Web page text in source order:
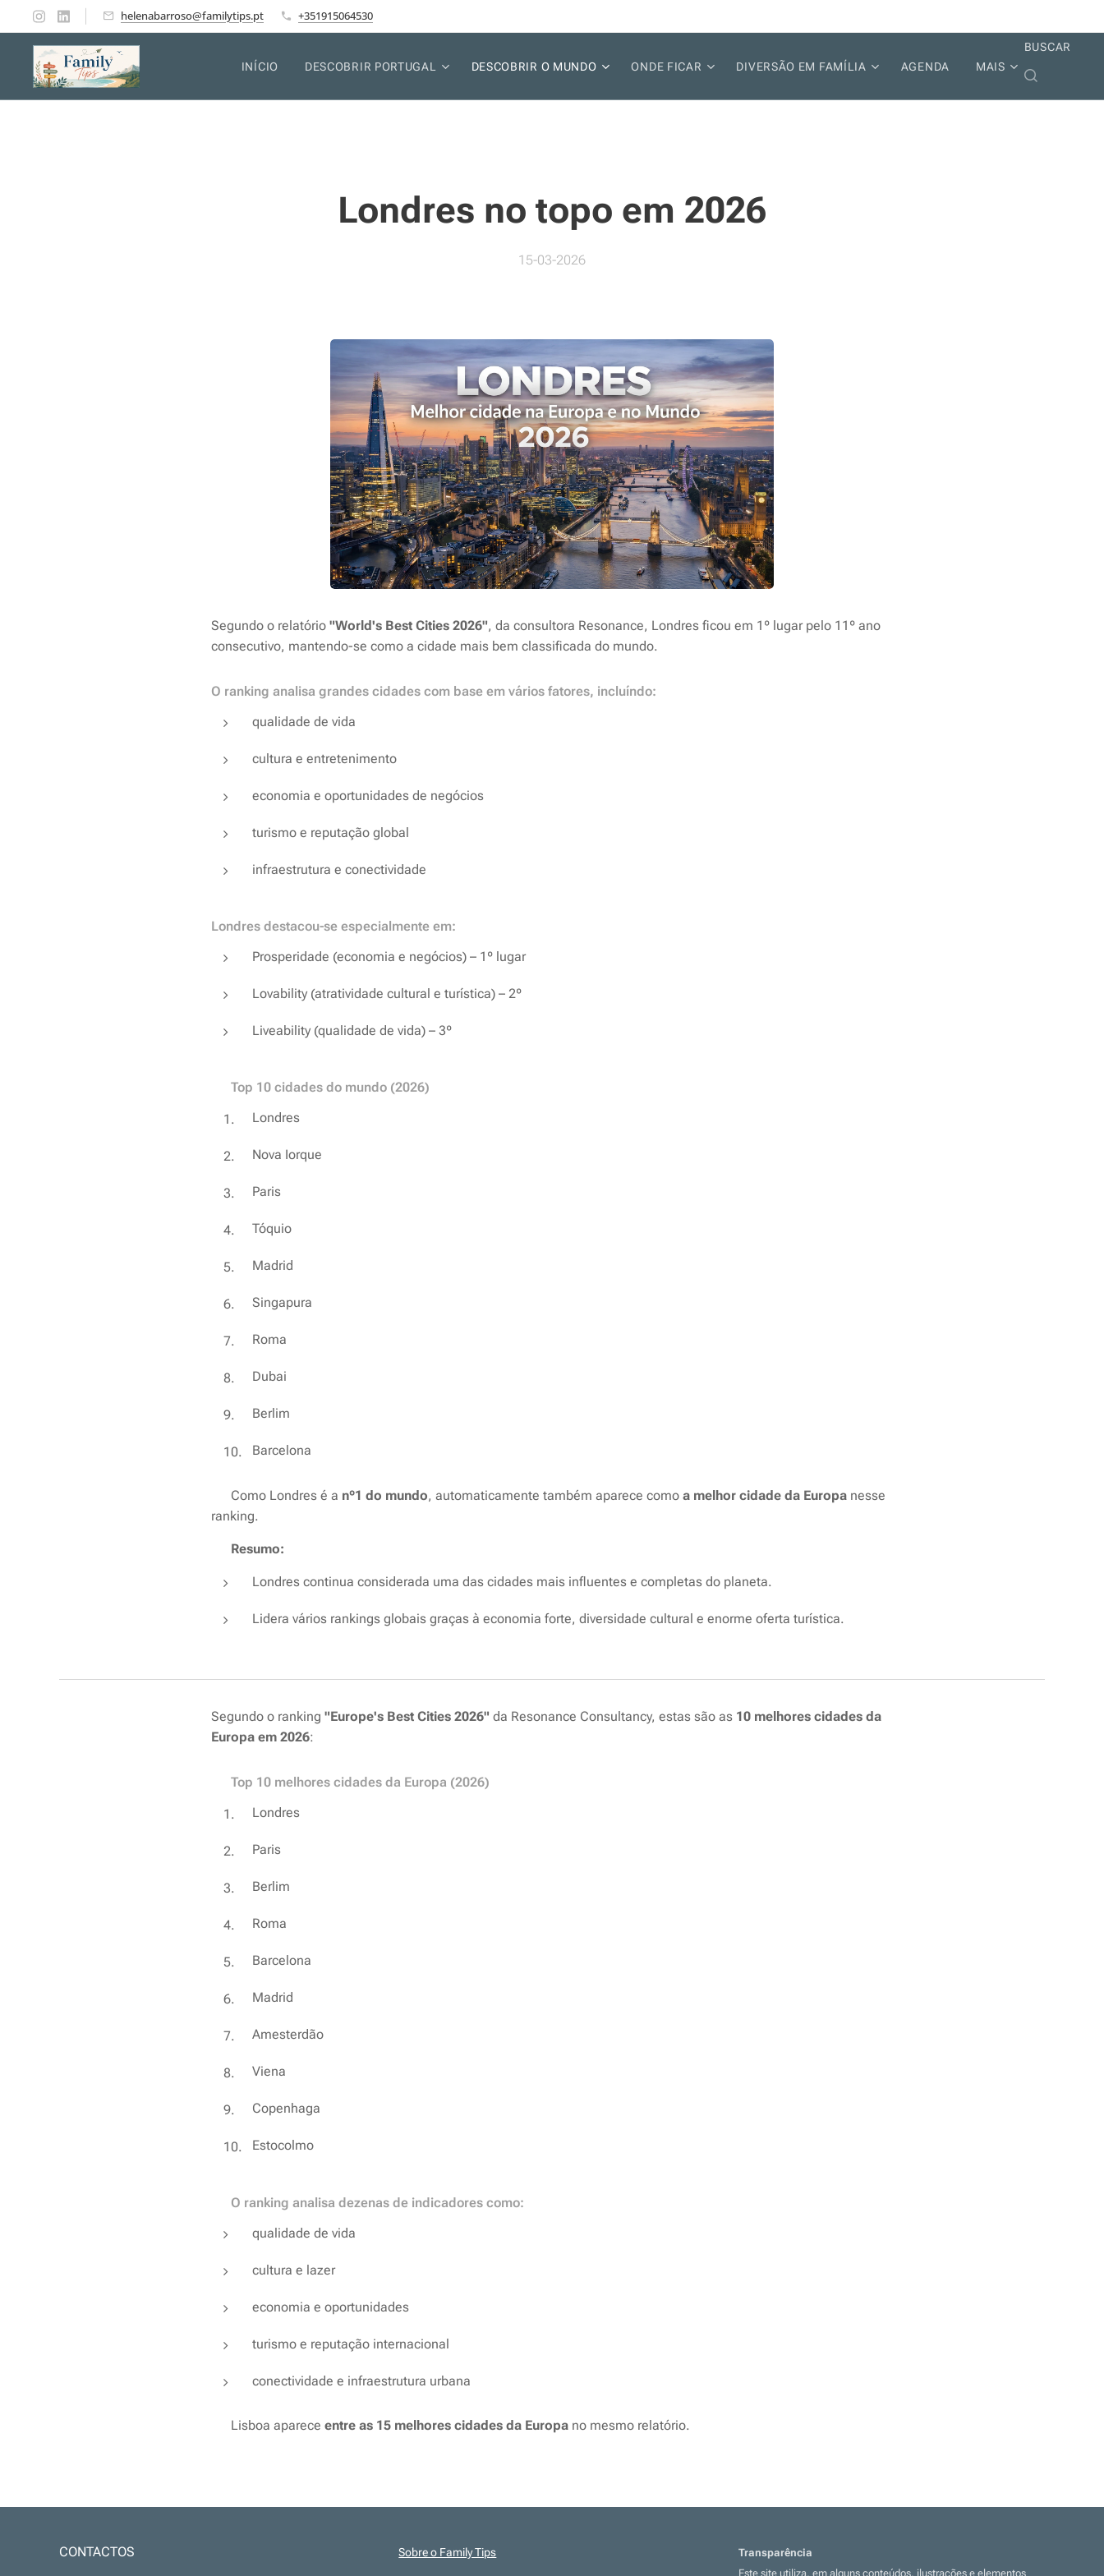
helenabarroso@familytips.pt +351915064530
INÍCIO DESCOBRIR PORTUGAL DESCOBRIR O MUNDO ONDE FICAR DIVERSÃO EM FAMÍLIA AGENDA MAIS
BUSCAR
Londres no topo em 2026
15-03-2026
Segundo o relatório "World's Best Cities 2026", da consultora Resonance, Londres ficou em 1º lugar pelo 11º ano
consecutivo, mantendo-se como a cidade mais bem classificada do mundo.
O ranking analisa grandes cidades com base em vários fatores, incluíndo:
qualidade de vida
cultura e entretenimento
economia e oportunidades de negócios
turismo e reputação global
infraestrutura e conectividade
Londres destacou-se especialmente em:
Prosperidade (economia e negócios) – 1º lugar
Lovability (atratividade cultural e turística) – 2º
Liveability (qualidade de vida) – 3º
🏆 Top 10 cidades do mundo (2026)
Londres
Nova Iorque
Paris
Tóquio
Madrid
Singapura
Roma
Dubai
Berlim
Barcelona
💡 Como Londres é a nº1 do mundo, automaticamente também aparece como a melhor cidade da Europa nesse
ranking.
Resumo:
Londres continua considerada uma das cidades mais influentes e completas do planeta.
Lidera vários rankings globais graças à economia forte, diversidade cultural e enorme oferta turística.
Segundo o ranking "Europe's Best Cities 2026" da Resonance Consultancy, estas são as 10 melhores cidades da
Europa em 2026:
🌍 Top 10 melhores cidades da Europa (2026)
Londres
Paris
Berlim
Roma
Barcelona
Madrid
Amesterdão
Viena
Copenhaga
Estocolmo
📊 O ranking analisa dezenas de indicadores como:
qualidade de vida
cultura e lazer
economia e oportunidades
turismo e reputação internacional
conectividade e infraestrutura urbana
💡 Lisboa aparece entre as 15 melhores cidades da Europa no mesmo relatório.
CONTACTOS Sobre o Family Tips
Transparência
Este site utiliza, em alguns conteúdos, ilustrações e elementos